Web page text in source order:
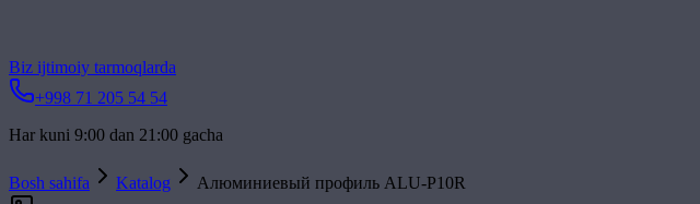
Biz ijtimoiy tarmoqlarda
+998 71 205 54 54
Har kuni 9:00 dan 21:00 gacha
Bosh sahifa Katalog
Алюминиевый профиль ALU-P10R